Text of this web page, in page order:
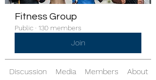
Fitness Group
Public · 130 members
Join
Discussion Media Members About